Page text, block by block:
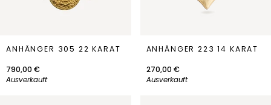
Anhänger
305
22
Karat
ANHÄNGER 305 22 KARAT
790,00 €
Ausverkauft
Anhänger
223
14
Karat
ANHÄNGER 223 14 KARAT
270,00 €
Ausverkauft